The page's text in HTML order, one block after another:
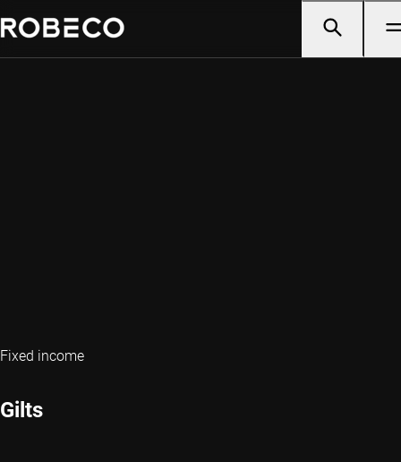
Fixed income
Gilts